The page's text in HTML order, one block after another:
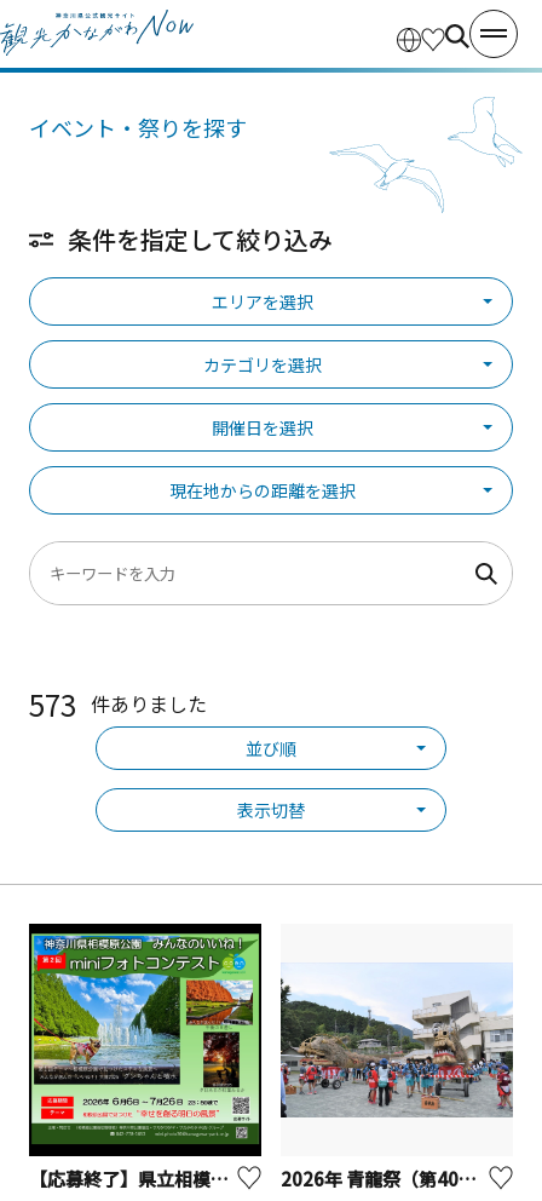
イベント・祭りを探す
条件を指定して絞り込み
エリアを選択
カテゴリを選択
開催日を選択
現在地からの距離を選択
573 件ありました
並び順
表示切替
【応募終了】県立相模原公園「みんなのいいね！miniフォトコンテスト」 2026年 青龍祭（第40回） 【清川村】